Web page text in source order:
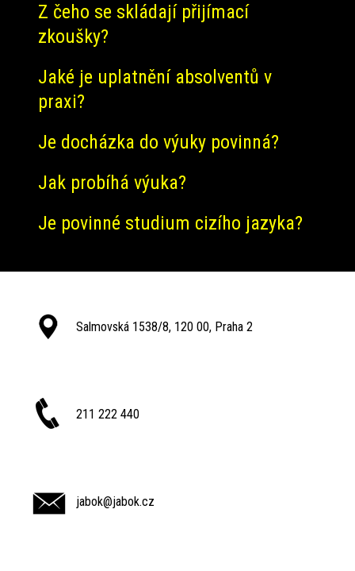
Z čeho se skládají přijímací
zkoušky?
Jaké je uplatnění absolventů v
praxi?
Je docházka do výuky povinná?
Jak probíhá výuka?
Je povinné studium cizího jazyka?
Salmovská 1538/8, 120 00, Praha 2
211 222 440
jabok@jabok.cz